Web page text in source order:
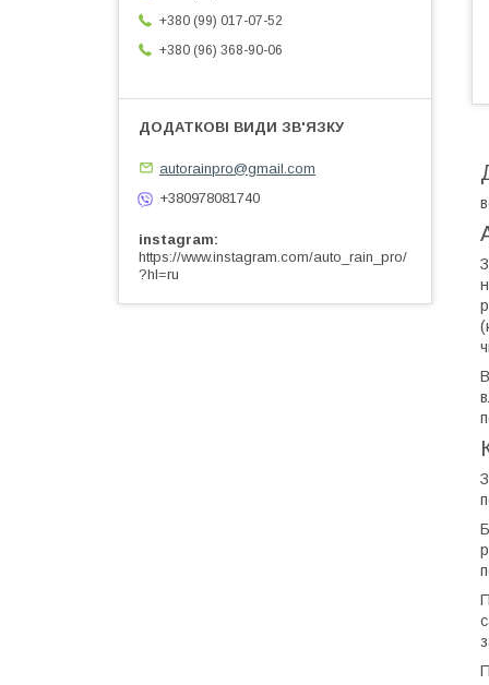
+380 (99) 017-07-52
+380 (96) 368-90-06
autorainpro@gmail.com
+380978081740
instagram
https://www.instagram.com/auto_rain_pro/
?hl=ru